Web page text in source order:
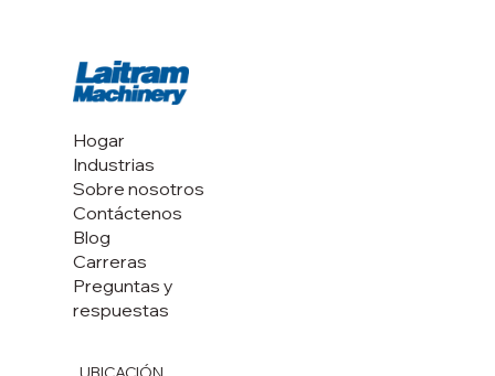
Hogar
Industrias
Sobre nosotros
Contáctenos
Blog
Carreras
Preguntas y
respuestas